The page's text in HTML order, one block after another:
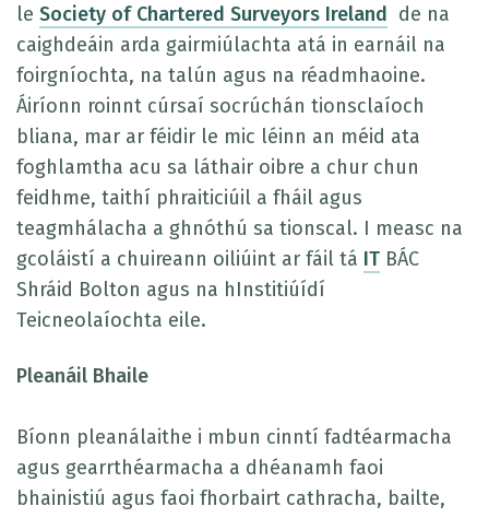
le Society of Chartered Surveyors Ireland de na
caighdeáin arda gairmiúlachta atá in earnáil na
foirgníochta, na talún agus na réadmhaoine.
Áiríonn roinnt cúrsaí socrúchán tionsclaíoch
bliana, mar ar féidir le mic léinn an méid ata
foghlamtha acu sa láthair oibre a chur chun
feidhme, taithí phraiticiúil a fháil agus
teagmhálacha a ghnóthú sa tionscal. I measc na
gcoláistí a chuireann oiliúint ar fáil tá IT BÁC
Shráid Bolton agus na hInstitiúídí
Teicneolaíochta eile.
Pleanáil Bhaile
Bíonn pleanálaithe i mbun cinntí fadtéarmacha
agus gearrthéarmacha a dhéanamh faoi
bhainistiú agus faoi fhorbairt cathracha, bailte,